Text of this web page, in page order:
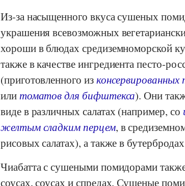
Из-за насыщенного вкуса сушеных
украшения всевозможных
хороши в блюдах средиземноморской
также в качестве ингредиента песто-
(приготовленного из
илитоматов для бифштекса). Они
виде в различных салатах (например, со
желтым сладким перцем, в
рисовых салатах), а также в
Чиабатта с сушеными помидорами
соусах, соусах и спредах. Сушеные